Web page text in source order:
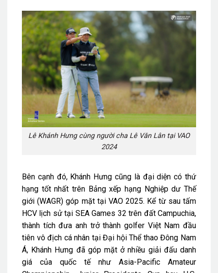
Lê Khánh Hưng cùng người cha Lê Văn Lân tại VAO
2024
Bên cạnh đó, Khánh Hưng cũng là đại diện có thứ
hạng tốt nhất trên Bảng xếp hạng Nghiệp dư Thế
giới (WAGR) góp mặt tại VAO 2025. Kể từ sau tấm
HCV lịch sử tại SEA Games 32 trên đất Campuchia,
thành tích đưa anh trở thành golfer Việt Nam đầu
tiên vô địch cá nhân tại Đại hội Thể thao Đông Nam
Á, Khánh Hưng đã góp mặt ở nhiều giải đấu danh
giá của quốc tế như Asia-Pacific Amateur